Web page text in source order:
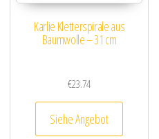
Karlie Kletterspirale aus
Baumwolle – 31 cm
€23.74
Siehe Angebot